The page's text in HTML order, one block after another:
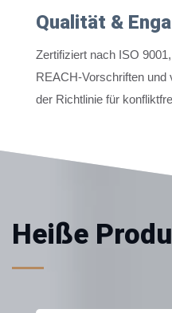
Qualität &
Zertifiziert nach ISO
REACH-Vorschriften und
der Richtlinie für
Heiße